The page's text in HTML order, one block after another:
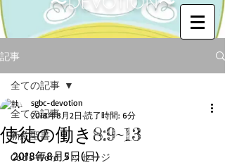
記事
全ての記事
新約聖書
God's Word メッセージ
全ての記事
使徒の働き8:9~13
sgbc-devotion
2018年8月2日 読了時間: 6分
2018年8月5日(日)